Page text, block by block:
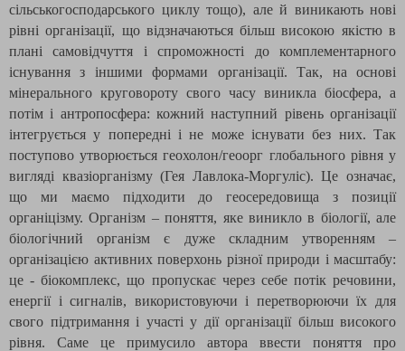
сільськогосподарського циклу тощо), але й виникають нові
рівні організації, що відзначаються більш високою якістю в
плані самовідчуття і спроможності до комплементарного
існування з іншими формами організації. Так, на основі
мінерального круговороту свого часу виникла біосфера, а
потім і антропосфера: кожний наступний рівень організації
інтегрується у попередні і не може існувати без них. Так
поступово утворюється геохолон/геоорг глобального рівня у
вигляді квазіорганізму (Гея Лавлока-Моргуліс). Це означає,
що ми маємо підходити до геосередовища з позиції
органіцізму. Організм – поняття, яке виникло в біології, але
біологічний організм є дуже складним утворенням –
організацією активних поверхонь різної природи і масштабу:
це - біокомплекс, що пропускає через себе потік речовини,
енергії і сигналів, використовуючи і перетворюючи їх для
свого підтримання і участі у дії організації більш високого
рівня. Саме це примусило автора ввести поняття про